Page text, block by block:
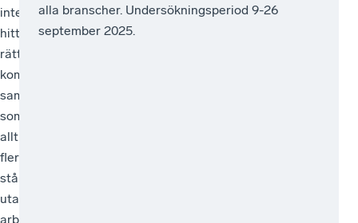
inte
hittar
rätt
kompetens,
samtidigt
som
allt
fler
står
utanför
arbetsmarknaden.
kassaalla branscher. Undersökningsperiod 9-26
september 2025.